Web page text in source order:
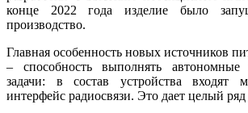
конце 2022 года изделие бы­ло
производство.
Главная особенность новых источников
– способность выполнять
задачи: в состав устройства входят
интерфейс радиосвязи. Это дает целый